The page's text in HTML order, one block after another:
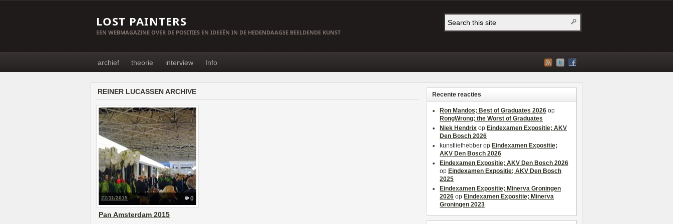
LOST PAINTERS
EEN WEBMAGAZINE OVER DE POSITIES EN IDEEËN IN DE HEDENDAAGSE BEELDENDE KUNST
archief theorie interview Info
REINER LUCASSEN ARCHIVE
0
22/11/2015
Pan Amsterdam 2015
Recente reacties
Ron Mandos; Best of Graduates 2026 op
RongWrong; the Worst of Graduates
Niek Hendrix op Eindexamen Expositie; AKV
Den Bosch 2026
kunstliefhebber op Eindexamen Expositie;
AKV Den Bosch 2026
Eindexamen Expositie; AKV Den Bosch 2026
op Eindexamen Expositie; AKV Den Bosch
2025
Eindexamen Expositie; Minerva Groningen
2026 op Eindexamen Expositie; Minerva
Groningen 2023